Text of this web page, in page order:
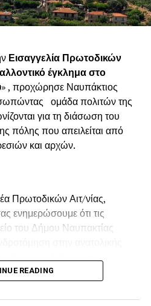
Εισαγγελία Πρωτοδικών
έγκλημα στο
» , προχώρησε Ναυπάκτιος
ομάδα πολιτών της
για τη διάσωση του
πόλης που απειλείται από
και αρχών.
Πρωτοδικών Αιτ/νίας,
ενημερώσουμε ότι τις
του Δήμου Ναυπακτίας
Τσαούς.
και το Καλοκαίρι
READING